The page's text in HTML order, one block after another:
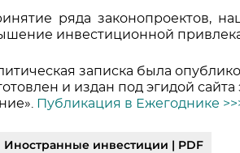
ряда законопроектов,
инвестиционной
записка была
и издан под эгидой
Публикация в Ежегоднике
Иностранные инвестиции | PDF